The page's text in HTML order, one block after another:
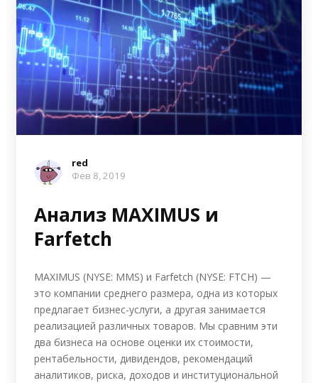
red
Фев 8, 2019
Анализ MAXIMUS и
Farfetch
MAXIMUS (NYSE: MMS) и Farfetch (NYSE: FTCH) —
это компании среднего размера, одна из которых
предлагает бизнес-услуги, а другая занимается
реализацией различных товаров. Мы сравним эти
два бизнеса на основе оценки их стоимости,
рентабельности, дивидендов, рекомендаций
аналитиков, риска, доходов и институциональной